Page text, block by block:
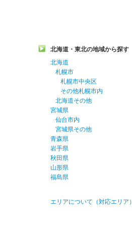
北海道・東北の地域から探す
北海道
札幌市
札幌市中央区
その他札幌市内
北海道その他
宮城県
仙台市内
宮城県その他
青森県
岩手県
秋田県
山形県
福島県
エリアについて（対応エリア）